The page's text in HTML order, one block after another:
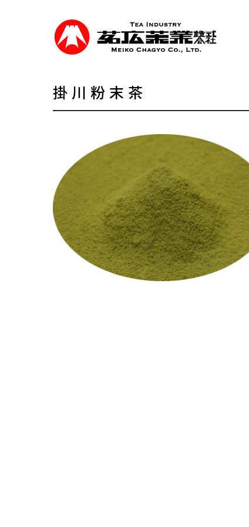
事業紹介
食品を軸に煎茶、抹茶等の茶類卸売、
を行っています。
掛川粉末茶